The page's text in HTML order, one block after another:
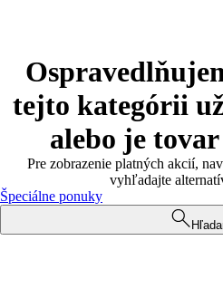
tejto kategórii
alebo je
Pre zobrazenie platných akcií,
vyhľadajte
Špeciálne ponuky